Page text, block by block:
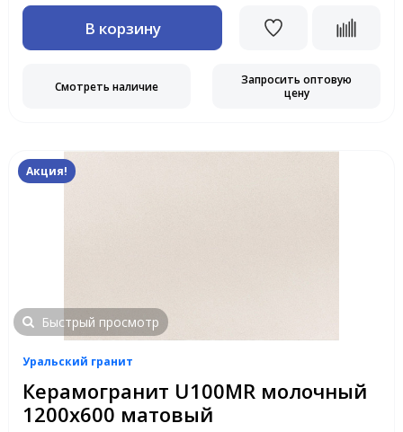
В корзину
Смотреть наличие
Запросить оптовую
цену
Акция!
Быстрый просмотр
Уральский гранит
Керамогранит U100MR молочный
1200х600 матовый